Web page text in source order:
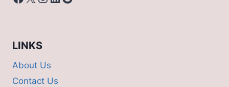
LINKS
About Us
Contact Us